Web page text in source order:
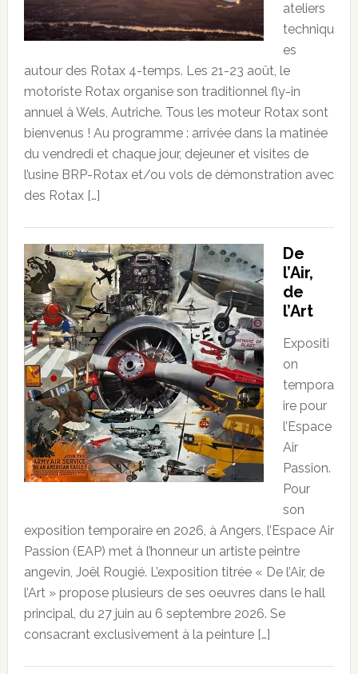
ateliers
techniqu
es
autour des Rotax 4-temps. Les 21-23 août, le
motoriste Rotax organise son traditionnel fly-in
annuel à Wels, Autriche. Tous les moteur Rotax sont
bienvenus ! Au programme : arrivée dans la matinée
du vendredi et chaque jour, dejeuner et visites de
l’usine BRP-Rotax et/ou vols de démonstration avec
des Rotax […]
De
l’Air,
de
l’Art
Expositi
on
tempora
ire pour
l’Espace
Air
Passion.
Pour
son
exposition temporaire en 2026, à Angers, l’Espace Air
Passion (EAP) met à l’honneur un artiste peintre
angevin, Joël Rougié. L’exposition titrée « De l’Air, de
l’Art » propose plusieurs de ses oeuvres dans le hall
principal, du 27 juin au 6 septembre 2026. Se
consacrant exclusivement à la peinture […]